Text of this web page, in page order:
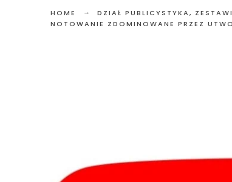
HOME DZIAŁ PUBLICYSTYKA,
NOTOWANIE ZDOMINOWANE PRZEZ